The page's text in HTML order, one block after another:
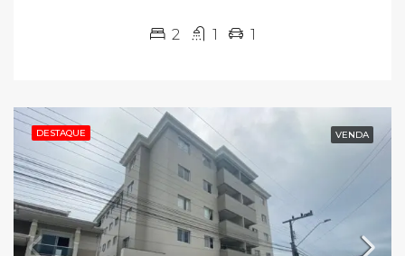
2 1 1
DESTAQUE VENDA